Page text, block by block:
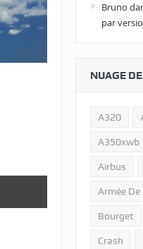
Bruno
par
NUAGE
A320
A350xwb
Airbus
Armée
Bourget
Crash